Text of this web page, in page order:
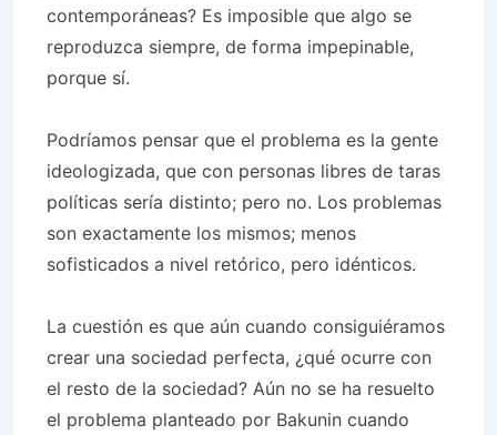
contemporáneas? Es imposible que algo se
reproduzca siempre, de forma impepinable,
porque sí.
Podríamos pensar que el problema es la gente
ideologizada, que con personas libres de taras
políticas sería distinto; pero no. Los problemas
son exactamente los mismos; menos
sofisticados a nivel retórico, pero idénticos.
La cuestión es que aún cuando consiguiéramos
crear una sociedad perfecta, ¿qué ocurre con
el resto de la sociedad? Aún no se ha resuelto
el problema planteado por Bakunin cuando